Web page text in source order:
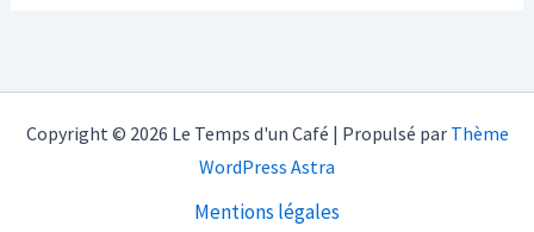
Copyright © 2026 Le Temps d'un Café | Propulsé par Thème
WordPress Astra
Mentions légales